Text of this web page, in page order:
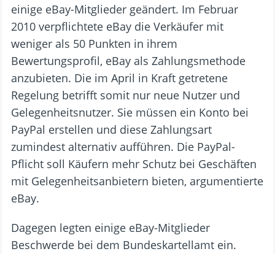
einige eBay-Mitglieder geändert. Im Februar
2010 verpflichtete eBay die Verkäufer mit
weniger als 50 Punkten in ihrem
Bewertungsprofil, eBay als Zahlungsmethode
anzubieten. Die im April in Kraft getretene
Regelung betrifft somit nur neue Nutzer und
Gelegenheitsnutzer. Sie müssen ein Konto bei
PayPal erstellen und diese Zahlungsart
zumindest alternativ aufführen. Die PayPal-
Pflicht soll Käufern mehr Schutz bei Geschäften
mit Gelegenheitsanbietern bieten, argumentierte
eBay.
Dagegen legten einige eBay-Mitglieder
Beschwerde bei dem Bundeskartellamt ein.